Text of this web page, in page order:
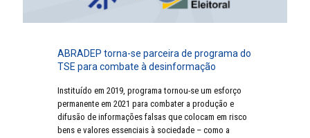
ABRADEP torna-se parceira de programa do
TSE para combate à desinformação
Instituído em 2019, programa tornou-se um esforço
permanente em 2021 para combater a produção e
difusão de informações falsas que colocam em risco
bens e valores essenciais à sociedade – como a